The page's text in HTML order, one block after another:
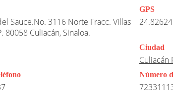
Sauce.No. 3116 Norte Fracc. Villas
80058 Culiacán, Sinaloa.
GPS
Ciudad
Culiacán
Número